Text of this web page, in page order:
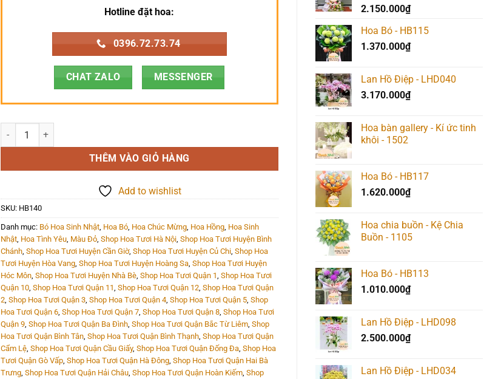
2.150.000₫
Hoa Bó - HB115
1.370.000₫
Lan Hồ Điệp - LHD040
3.170.000₫
Hoa bàn gallery - Kí ức tinh
khôi - 1502
Hoa Bó - HB117
1.620.000₫
Hoa chia buồn - Kệ Chia
Buồn - 1105
Hoa Bó - HB113
1.010.000₫
Lan Hồ Điệp - LHD098
2.500.000₫
Lan Hồ Điệp - LHD034
Hotline đặt hoa:
0396.72.73.74
CHAT ZALO MESSENGER
Hoa Bó - HB140 số lượng
THÊM VÀO GIỎ HÀNG
Add to wishlist
SKU: HB140
Danh mục: Bó Hoa Sinh Nhật, Hoa Bó, Hoa Chúc Mừng, Hoa Hồng, Hoa Sinh
Nhật, Hoa Tình Yêu, Màu Đỏ, Shop Hoa Tươi Hà Nội, Shop Hoa Tươi Huyện Bình
Chánh, Shop Hoa Tươi Huyện Cần Giờ, Shop Hoa Tươi Huyện Củ Chi, Shop Hoa
Tươi Huyện Hòa Vang, Shop Hoa Tươi Huyện Hoàng Sa, Shop Hoa Tươi Huyện
Hóc Môn, Shop Hoa Tươi Huyện Nhà Bè, Shop Hoa Tươi Quận 1 Shop Hoa Tươi
Quận 10, Shop Hoa Tươi Quận 11 Shop Hoa Tươi Quận 12, Shop Hoa Tươi Quận
2, Shop Hoa Tươi Quận 3, Shop Hoa Tươi Quận 4, Shop Hoa Tươi Quận 5, Shop
Hoa Tươi Quận 6, Shop Hoa Tươi Quận 7, Shop Hoa Tươi Quận 8, Shop Hoa Tươi
Quận 9, Shop Hoa Tươi Quận Ba Đình, Shop Hoa Tươi Quận Bắc Từ Liêm, Shop
Hoa Tươi Quận Bình Tân, Shop Hoa Tươi Quận Bình Thạnh, Shop Hoa Tươi Quận
Cẩm Lệ, Shop Hoa Tươi Quận Cầu Giấy, Shop Hoa Tươi Quận Đống Đa, Shop Hoa
Tươi Quận Gò Vấp, Shop Hoa Tươi Quận Hà Đông, Shop Hoa Tươi Quận Hai Bà
Trưng, Shop Hoa Tươi Quận Hải Châu, Shop Hoa Tươi Quận Hoàn Kiếm, Shop